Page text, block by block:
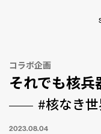
コラボ企画
それでも核兵
#核なき
2023.08.04